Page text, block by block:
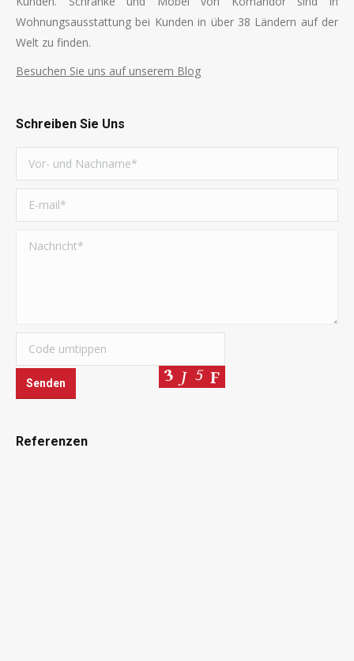
Wohnungsausstattung bei Kunden in über 38 Ländern auf der
Welt zu finden.
Besuchen Sie uns auf unserem Blog
Schreiben Sie Uns
Referenzen